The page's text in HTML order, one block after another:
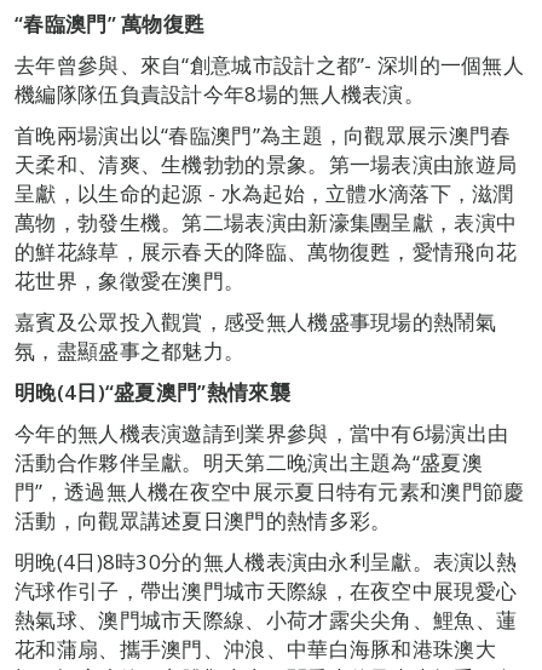
“春臨澳門” 萬物復甦
去年曾參與、來自“創意城市設計之都”- 深圳的一個無人
機編隊隊伍負責設計今年8場的無人機表演。
首晚兩場演出以“春臨澳門”為主題，向觀眾展示澳門春
天柔和、清爽、生機勃勃的景象。第一場表演由旅遊局
呈獻，以生命的起源 - 水為起始，立體水滴落下，滋潤
萬物，勃發生機。第二場表演由新濠集團呈獻，表演中
的鮮花綠草，展示春天的降臨、萬物復甦，愛情飛向花
花世界，象徵愛在澳門。
嘉賓及公眾投入觀賞，感受無人機盛事現場的熱鬧氣
氛，盡顯盛事之都魅力。
明晚(4日)“盛夏澳門”熱情來襲
今年的無人機表演邀請到業界參與，當中有6場演出由
活動合作夥伴呈獻。明天第二晚演出主題為“盛夏澳
門”，透過無人機在夜空中展示夏日特有元素和澳門節慶
活動，向觀眾講述夏日澳門的熱情多彩。
明晚(4日)8時30分的無人機表演由永利呈獻。表演以熱
汽球作引子，帶出澳門城市天際線，在夜空中展現愛心
熱氣球、澳門城市天際線、小荷才露尖尖角、鯉魚、蓮
花和蒲扇、攜手澳門、沖浪、中華白海豚和港珠澳大